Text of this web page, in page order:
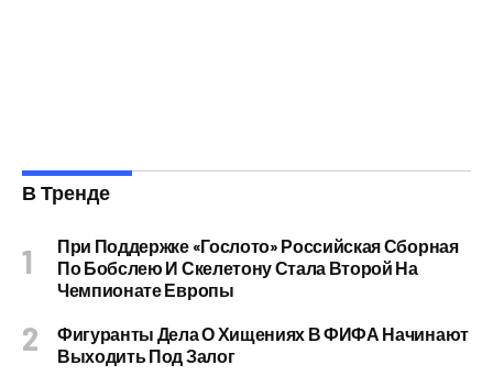
В Тренде
При Поддержке «Гослото» Российская Сборная
По Бобслею И Скелетону Стала Второй На
Чемпионате Европы
Фигуранты Дела О Хищениях В ФИФА Начинают
Выходить Под Залог